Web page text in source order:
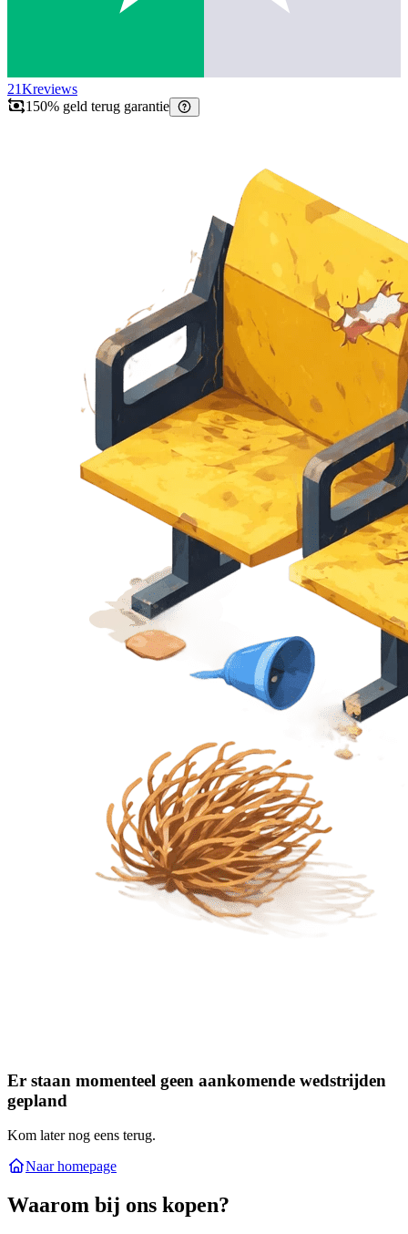
21Kreviews
150% geld terug garantie
Er staan momenteel geen aankomende wedstrijden
gepland
Kom later nog eens terug.
Naar homepage
Waarom bij ons kopen?